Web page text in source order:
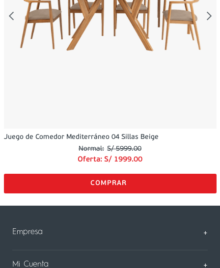
Juego de Comedor Mediterráneo 04 Sillas Beige
S/ 5999.00
Oferta: S/ 1999.00
Empresa +
Sobre Nosotros
Mi Cuenta